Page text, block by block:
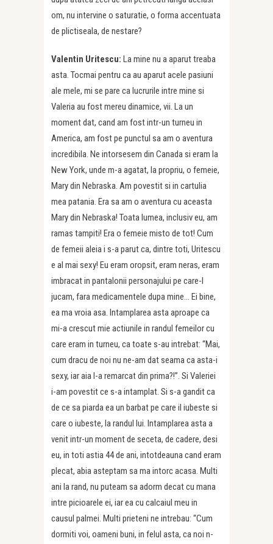
om, nu intervine o saturatie, o forma accentuata
de plictiseala, de nestare?
Valentin Uritescu: La mine nu a aparut treaba
asta. Tocmai pentru ca au aparut acele pasiuni
ale mele, mi se pare ca lucrurile intre mine si
Valeria au fost mereu dinamice, vii. La un
moment dat, cand am fost intr-un turneu in
America, am fost pe punctul sa am o aventura
incredibila. Ne intorsesem din Canada si eram la
New York, unde m-a agatat, la propriu, o femeie,
Mary din Nebraska. Am povestit si in cartulia
mea patania. Era sa am o aventura cu aceasta
Mary din Nebraska! Toata lumea, inclusiv eu, am
ramas tampiti! Era o femeie misto de tot! Cum
de femeii aleia i s-a parut ca, dintre toti, Uritescu
e al mai sexy! Eu eram oropsit, eram neras, eram
imbracat in pantalonii personajului pe care-l
jucam, fara medicamentele dupa mine… Ei bine,
ea ma vroia asa. Intamplarea asta aproape ca
mi-a crescut mie actiunile in randul femeilor cu
care eram in turneu, ca toate s-au intrebat: “Mai,
cum dracu de noi nu ne-am dat seama ca asta-i
sexy, iar aia l-a remarcat din prima?!”. Si Valeriei
i-am povestit ce s-a intamplat. Si s-a gandit ca
de ce sa piarda ea un barbat pe care il iubeste si
care o iubeste, la randul lui. Intamplarea asta a
venit intr-un moment de seceta, de cadere, desi
eu, in toti astia 44 de ani, intotdeauna cand eram
plecat, abia asteptam sa ma intorc acasa. Multi
ani la rand, nu puteam sa adorm decat cu mana
intre picioarele ei, iar ea cu calcaiul meu in
causul palmei. Multi prieteni ne intrebau: “Cum
dormiti voi, oameni buni, in felul asta, ca noi n-